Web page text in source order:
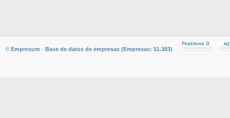
© Empresum - Base de datos de empresas (Empresas: 51.383)